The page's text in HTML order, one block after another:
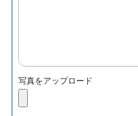
写真をアップロード